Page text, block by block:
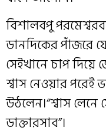
বিশালবপু
ডানদিকের পাঁজরে
সেইখানে চাপ দিয়ে
শ্বাস নেওয়ার পরেই
উঠলেন।“শ্বাস লেনে
ডাক্তারসাব”।